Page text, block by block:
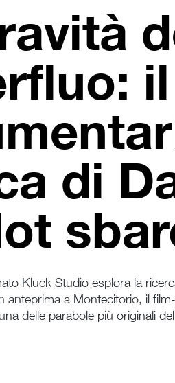
il
di
Kluck Studio esplora la
anteprima a Montecitorio, il
delle parabole più originali